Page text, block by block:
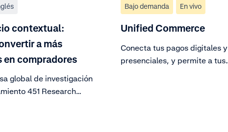
contextual:
a más
en compradores
global de investigación
451 Research
Bajo demanda En vivo
Unified Commerce
Conecta tus pagos digitales y
presenciales, y permite a tus